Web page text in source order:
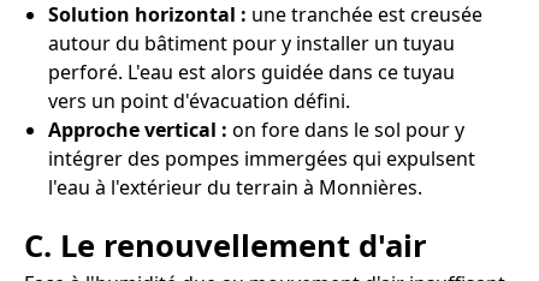
Solution horizontal : une tranchée est creusée
autour du bâtiment pour y installer un tuyau
perforé. L'eau est alors guidée dans ce tuyau
vers un point d'évacuation défini.
Approche vertical : on fore dans le sol pour y
intégrer des pompes immergées qui expulsent
l'eau à l'extérieur du terrain à Monnières.
C. Le renouvellement d'air